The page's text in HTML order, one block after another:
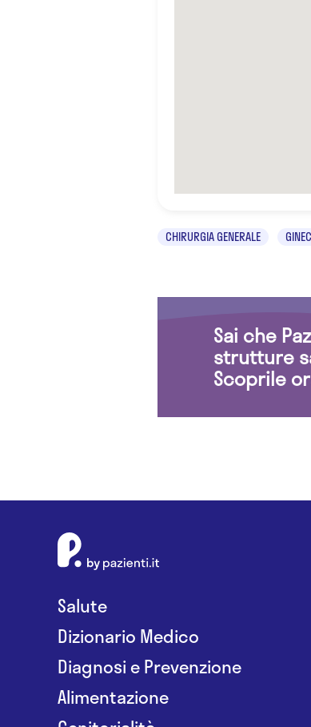
CHIRURGIA GENERALE
Sai che
strutture
Scoprile
Salute
Dizionario Medico
Diagnosi e Prevenzione
Alimentazione